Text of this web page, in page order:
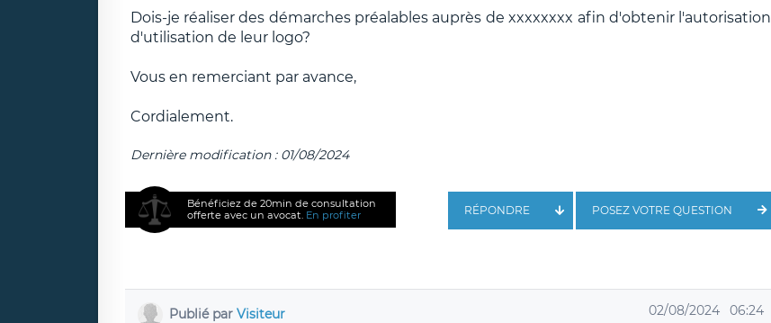
Dois-je réaliser des démarches préalables auprès de xxxxxxxx afin d'obtenir l'autorisation
d'utilisation de leur logo?
Vous en remerciant par avance,
Cordialement.
Dernière modification : 01/08/2024
Bénéficiez de 20min de consultation
offerte avec un avocat. En profiter POSEZ VOTRE QUESTION
RÉPONDRE
Publié par Visiteur 02/08/2024 06:24